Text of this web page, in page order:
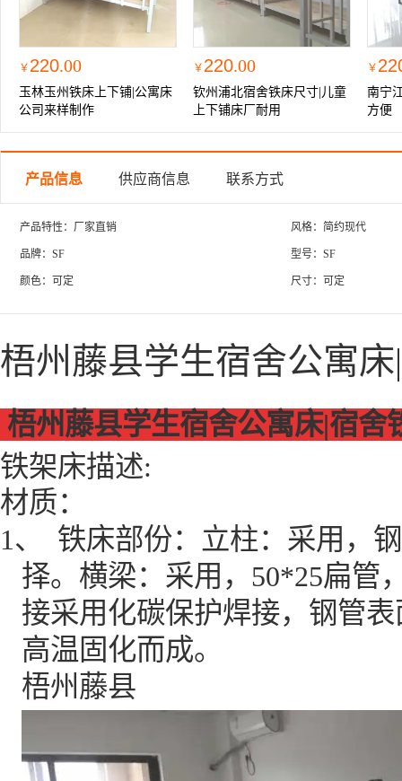
￥ 220.00
玉林玉州铁床上下铺|公寓床
公司来样制作
￥ 220.00
钦州浦北宿舍铁床尺寸|儿童
上下铺床厂耐用
￥
南宁
方便
产品信息 供应商信息 联系方式
产品特性：厂家直销 风格：简约现代
品牌：SF 型号：SF
颜色：可定 尺寸：可定
梧州藤县学生宿舍公寓
梧州藤县学生宿舍公寓床|宿舍
铁架床描述:
材质：
1、
铁床部份：立柱：采用，
择。横梁：采用， 50*25扁管
接采用化碳保护焊接，钢管
高温固化而成。
梧州藤县